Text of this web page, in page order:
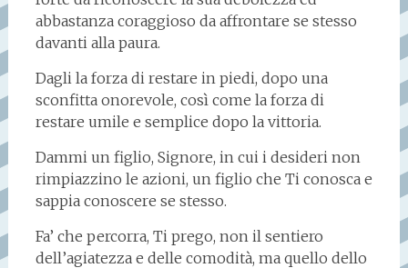
abbastanza coraggioso da affrontare se stesso
davanti alla paura.
Dagli la forza di restare in piedi, dopo una
sconfitta onorevole, così come la forza di
restare umile e semplice dopo la vittoria.
Dammi un figlio, Signore, in cui i desideri non
rimpiazzino le azioni, un figlio che Ti conosca e
sappia conoscere se stesso.
Fa’ che percorra, Ti prego, non il sentiero
dell’agiatezza e delle comodità, ma quello dello